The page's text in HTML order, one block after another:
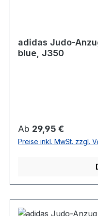
adidas Judo-
blue, J350
Regulärer Preis:
Ab 29,95 €
Preise inkl. MwSt. zzgl.